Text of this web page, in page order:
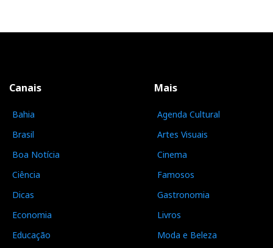
Canais
Bahia
Brasil
Boa Notícia
Ciência
Dicas
Economia
Educação
Mais
Agenda Cultural
Artes Visuais
Cinema
Famosos
Gastronomia
Livros
Moda e Beleza